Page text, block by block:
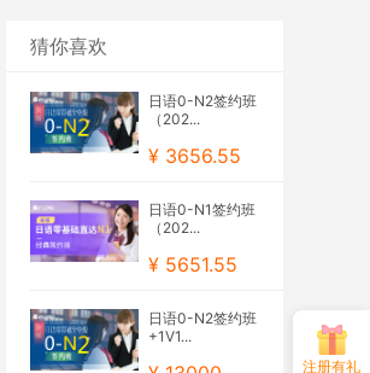
猜你喜欢
日语0-N2签约班
（202...
¥ 3656.55
日语0-N1签约班
（202...
¥ 5651.55
日语0-N2签约班
+1V1...
注册有礼